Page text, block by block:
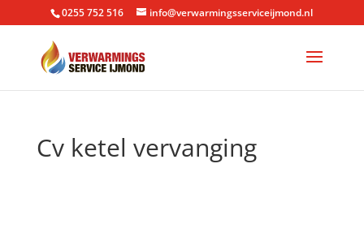
0255 752 516 info@verwarmingsserviceijmond.nl
Cv ketel vervanging